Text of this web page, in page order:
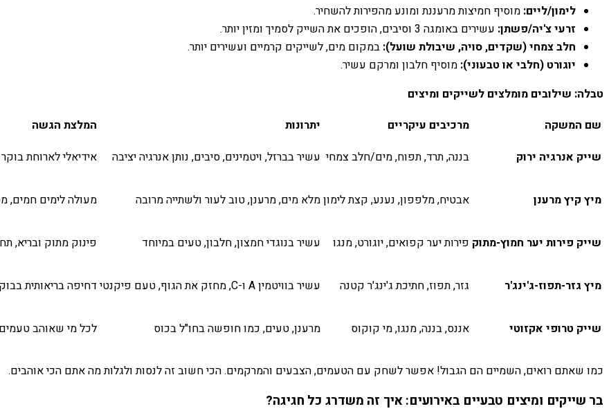
לימון/ליים: מוסיף חמיצות מרעננת ומונע מהפירות להשחיר.
זרעי צ'יה/פשתן: עשירים באומגה 3 וסיבים, הופכים את השייק לסמיך ומזין יותר.
חלב צמחי (שקדים, סויה, שיבולת שועל): במקום מים, לשייקים קרמיים ועשירים יותר.
יוגורט (חלבי או טבעוני): מוסיף חלבון ומרקם עשיר.
טבלה: שילובים מומלצים לשייקים ומיצים
שם המשקה
מרכיבים עיקריים יתרונות
המלצת הגשה
שייק אנרגיה ירוק
בננה, תרד, תפוח, מים/חלב צמחי עשיר בברזל, ויטמינים, סיבים, נותן אנרגיה יציבה אידיאלי לארוחת
מיץ קיץ מרענן אבטיח, מלפפון, נענע, קצת לימוןמלא מים, מרענן, טוב לעור ולשתייה מרובה מעולה לימים חמים,
שייק פירות יער חמוץ-מתוק פירות יער קפואים, יוגורט, מנגו עשיר בנוגדי חמצון, חלבון, טעים במיוחד פינוק מתוק ובריא,
מיץ גזר-תפוז-ג'ינג'ר גזר, תפוז, חתיכת ג'ינג'ר קטנה עשיר בוויטמין A ו-C, מחזק את הגוף, טעם פיקנטי דחיפה בריאותית
שייק טרופי אקזוטי אננס, בננה, מנגו, מי קוקוס מרענן, טעים, כמו חופשה בחו"ל בכוס לכל מי שאוהב
כמו שאתם רואים, השמיים הם הגבול! אפשר לשחק עם הטעמים, הצבעים והמרקמים. הכי חשוב זה לנסות ולגלות מה אתם הכי אוהבים.
בר שייקים ומיצים טבעיים באירועים: איך זה משדרג כל חגיגה?